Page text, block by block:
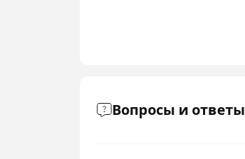
Вопросы и ответы